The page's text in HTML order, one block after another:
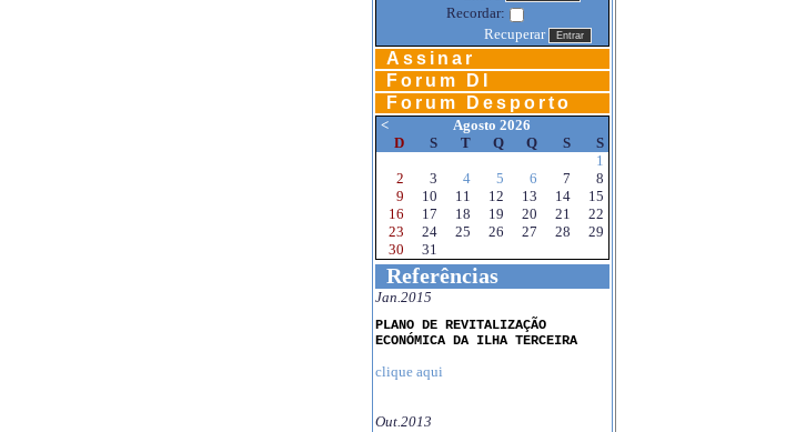
Recordar:
Recuperar
Assinar
Forum DI
Forum Desporto
<
Agosto 2026
D
S T Q Q S
S
1
2
3 4 5 6 7
8
9
10 11 12 13 14
15
16
17 18 19 20 21
22
23
24 25 26 27 28
29
30
31
Referências
Jan.2015
PLANO DE REVITALIZAÇÃO
ECONÓMICA DA ILHA TERCEIRA
clique aqui
Out.2013